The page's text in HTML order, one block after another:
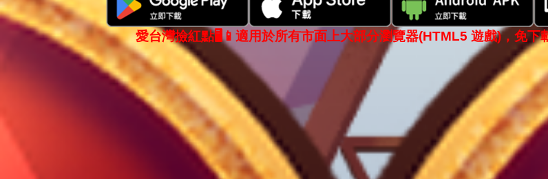
愛台灣撿紅點🖥️📱適用於所有市面上大部分瀏覽器(HTML5 遊戲)，免